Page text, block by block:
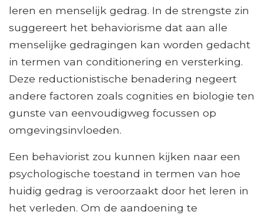
leren en menselijk gedrag. In de strengste zin
suggereert het behaviorisme dat aan alle
menselijke gedragingen kan worden gedacht
in termen van conditionering en versterking.
Deze reductionistische benadering negeert
andere factoren zoals cognities en biologie ten
gunste van eenvoudigweg focussen op
omgevingsinvloeden.
Een behaviorist zou kunnen kijken naar een
psychologische toestand in termen van hoe
huidig ​​gedrag is veroorzaakt door het leren in
het verleden. Om de aandoening te